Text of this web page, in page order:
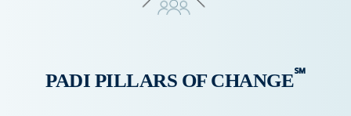
PADI PILLARS OF CHANGE℠